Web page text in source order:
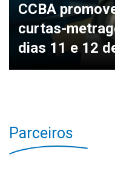
CCBA
curtas-
dias 11 e 12
Parceiros